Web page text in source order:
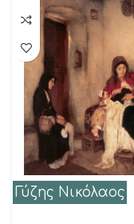
Γύζης Νικόλαος